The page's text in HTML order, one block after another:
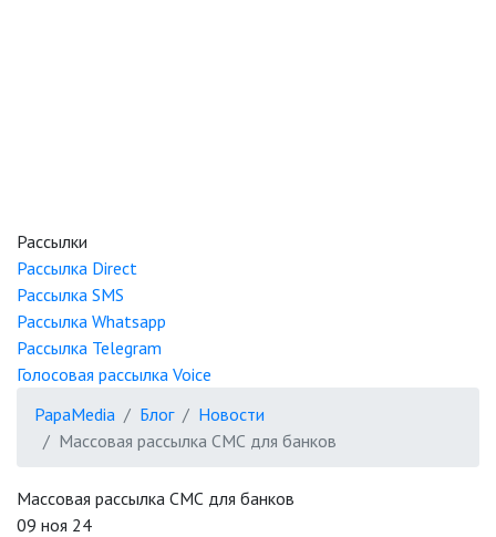
Рассылки
Рассылка Direct
Рассылка SMS
Рассылка Whatsapp
Рассылка Telegram
Голосовая рассылка Voice
PapaMedia
Блог
Новости
Массовая рассылка СМС для банков
Массовая рассылка СМС для банков
09 ноя 24